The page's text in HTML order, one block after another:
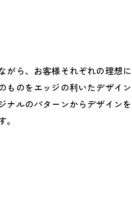
がら、お客様それぞれの理
ものをエッジの利いたデザイ
ナルのパターンからデザイン